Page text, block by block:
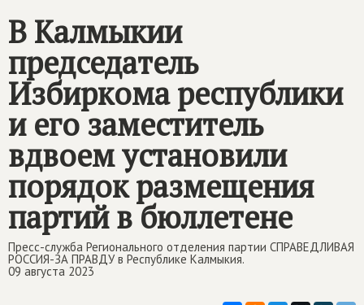
В Калмыкии
председатель
Избиркома республики
и его заместитель
вдвоем установили
порядок размещения
партий в бюллетене
Пресс-служба Регионального отделения партии СПРАВЕДЛИВАЯ
РОССИЯ-ЗА ПРАВДУ в Республике Калмыкия.
09 августа 2023